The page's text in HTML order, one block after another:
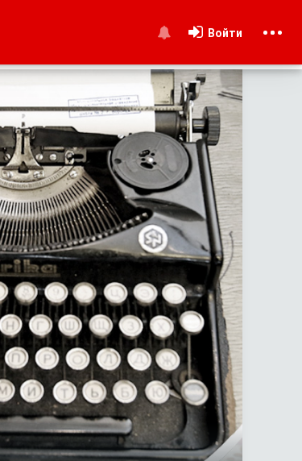
Войти